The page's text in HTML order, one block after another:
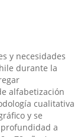
y necesidades
durante la
alfabetización
cualitativa
y se
a